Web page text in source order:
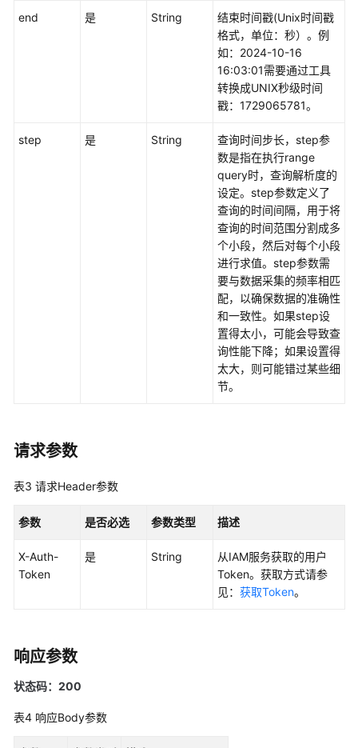
1.0
区
南
（2.0）
区
域）
参
end 是 String
结束时间戳(Unix时间戳
格式，单位：秒）。例
如：2024-10-16
16:03:01需要通过工具
转换成UNIX秒级时间
戳：1729065781。
step 是 String
查询时间步长，step参
数‌是指在执行range
query时，查询解析度的
设定。step参数定义了
查询的时间间隔，用于将
查询的时间范围分割成多
个小段，然后对每个小段
进行求值。step参数需
要与数据采集的频率相匹
配，以确保数据的准确性
和一致性。如果step设
置得太小，可能会导致查
询性能下降；如果设置得
太大，则可能错过某些细
节。
请求参数
表3 请求Header参数
参数 是否必选 参数类型 描述
X-Auth-
Token
是 String
从IAM服务获取的用户
Token。获取方式请参
见： 获取Token。
响应参数
状态码：200
表4 响应Body参数